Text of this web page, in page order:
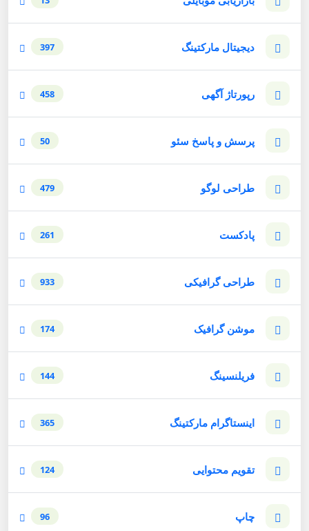
دیجیتال مارکتینگ 397
رپورتاژ آگهی 458
پرسش و پاسخ سئو 50
طراحی لوگو 479
پادکست 261
طراحی گرافیکی 933
موشن گرافیک 174
فریلنسینگ 144
اینستاگرام مارکتینگ 365
تقویم محتوایی 124
چاپ 96